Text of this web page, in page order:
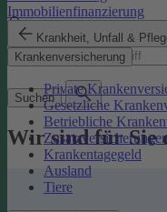
Immobilienfinanzierung
Krankheit, Unfall &
Krankenversicherung
Private
Gesetzliche
Betriebliche
Krankentagegeld
Ausland
Tiere
Suchbegriff
Suchen
Wir sind für Sie